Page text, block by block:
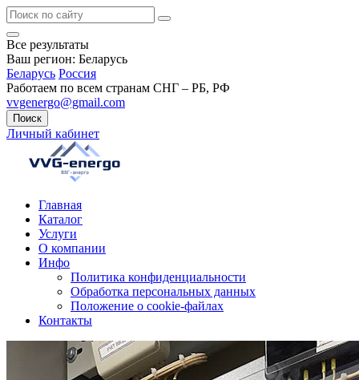
Все результаты
Ваш регион: Беларусь
Беларусь Россия
Работаем по всем странам СНГ – РБ, РФ
vvgenergo@gmail.com
Поиск
Личный кабинет
Главная
Каталог
Услуги
О компании
Инфо
Политика конфиденциальности
Обработка персональных данных
Положение о cookie-файлах
Контакты